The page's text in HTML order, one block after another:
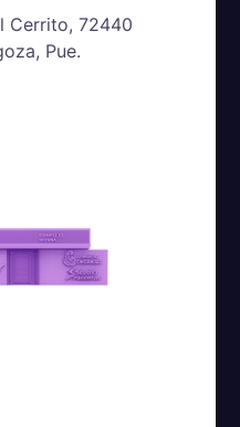
Cerrito, 72440
Pue.